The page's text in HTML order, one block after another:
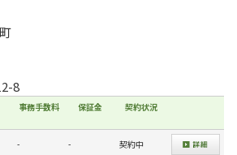
8
事務手数料 保証金 契約状況
- - 契約中